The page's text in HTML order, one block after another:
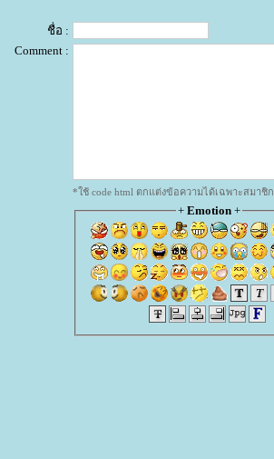
ชื่อ :
Comment :
*ใช้ code html ตกแต่งข้อความได้เฉพาะสมาชิก
+ Emotion+